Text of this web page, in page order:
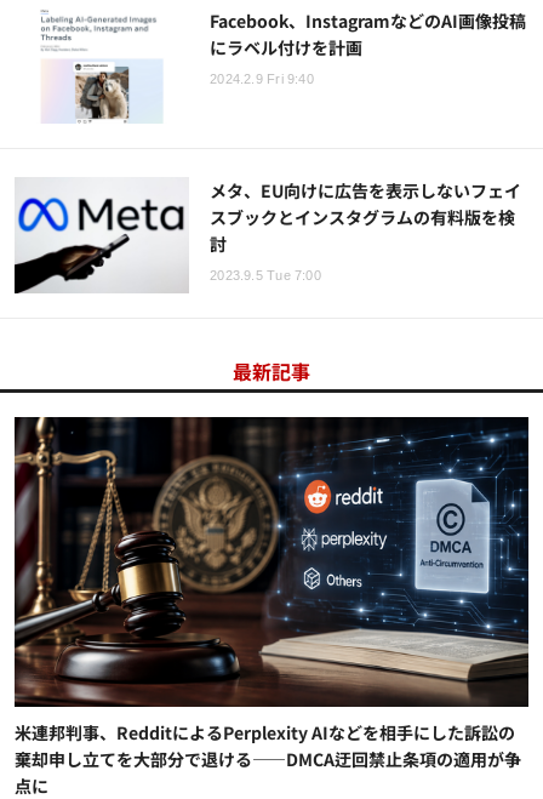
Facebook、InstagramなどのAI画像投稿
にラベル付けを計画
2024.2.9 Fri 9:40
メタ、EU向けに広告を表示しないフェイ
スブックとインスタグラムの有料版を検
討
2023.9.5 Tue 7:00
最新記事
米連邦判事、RedditによるPerplexity AIなどを相手にした訴訟の
棄却申し立てを大部分で退ける——DMCA迂回禁止条項の適用が争
点に